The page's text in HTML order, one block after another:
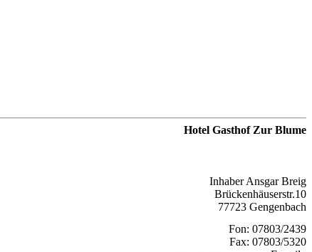
Hotel Gasthof Zur Blume
Inhaber Ansgar Breig
Brückenhäuserstr.10
77723 Gengenbach
Fon: 07803/2439
Fax: 07803/5320